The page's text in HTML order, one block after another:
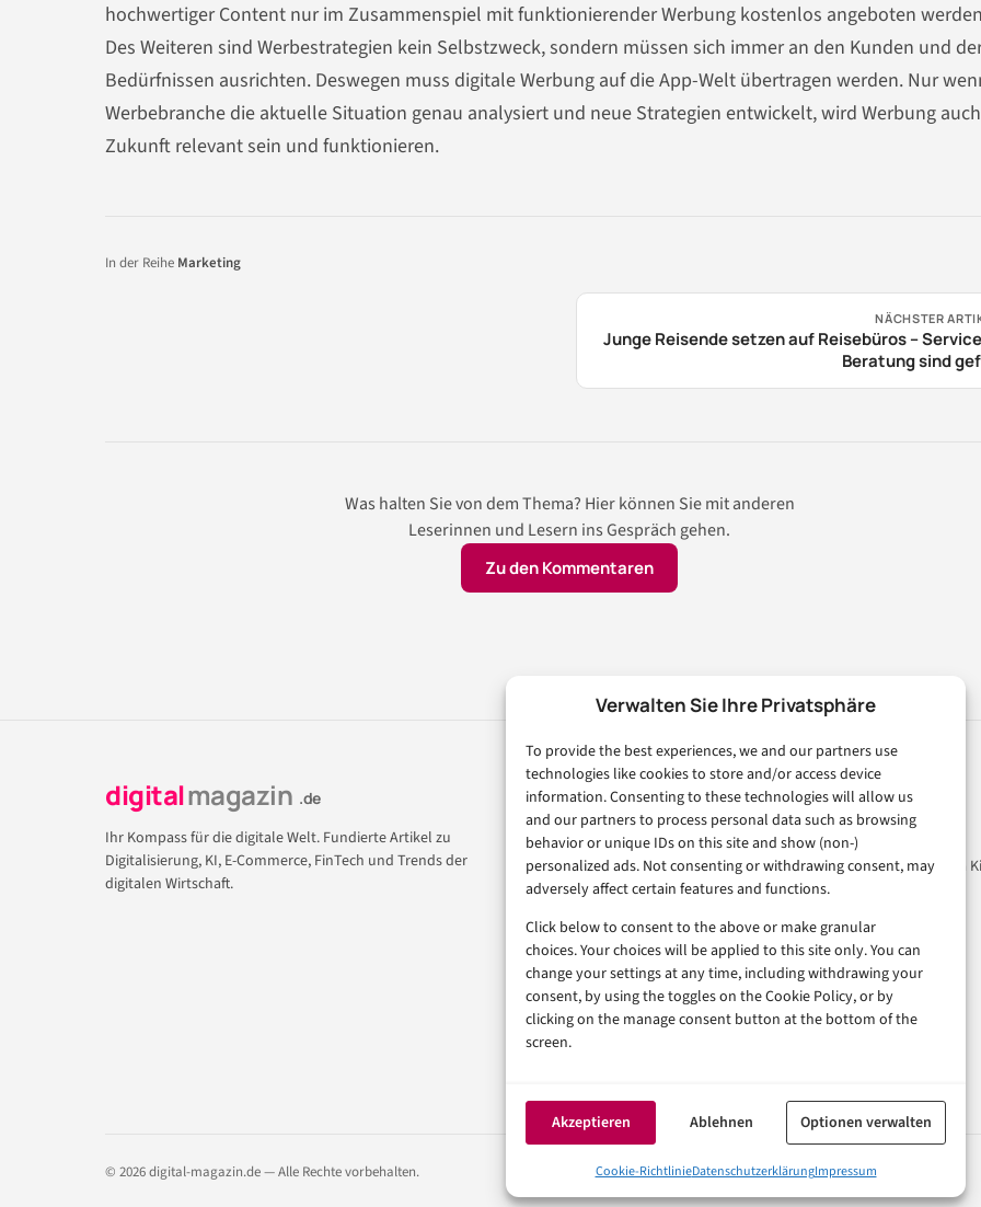
Verwalten Sie Ihre Privatsphäre
To provide the best experiences, we and our partners use
technologies like cookies to store and/or access device
information. Consenting to these technologies will allow us
and our partners to process personal data such as browsing
behavior or unique IDs on this site and show (non-)
personalized ads. Not consenting or withdrawing consent, may
adversely affect certain features and functions.
Click below to consent to the above or make granular
choices. Your choices will be applied to this site only. You can
change your settings at any time, including withdrawing your
consent, by using the toggles on the Cookie Policy, or by
clicking on the manage consent button at the bottom of the
screen.
Akzeptieren Ablehnen Optionen verwalten
Cookie-RichtlinieDatenschutzerklärungImpressum
hochwertiger Content nur im Zusammenspiel mit funktionierender Werbung kostenlos angeboten
Des Weiteren sind Werbestrategien kein Selbstzweck, sondern müssen sich immer an den Kunden und
Bedürfnissen ausrichten. Deswegen muss digitale Werbung auf die App-Welt übertragen werden. Nur
Werbebranche die aktuelle Situation genau analysiert und neue Strategien entwickelt, wird Werbung
Zukunft relevant sein und funktionieren.
In der Reihe Marketing
NÄCHSTER
Junge Reisende setzen auf Reisebüros –
Beratung sind
Was halten Sie von dem Thema? Hier können Sie mit anderen
Leserinnen und Lesern ins Gespräch gehen.
Zu den Kommentaren
digitalmagazin .de
Ihr Kompass für die digitale Welt. Fundierte Artikel zu
Digitalisierung, KI, E-Commerce, FinTech und Trends der
digitalen Wirtschaft.
Rubriken
Künstliche Intelligenz
Technologie & IT
E-Commerce & Handel
Consumer & Digital Life
Marketing
Finanzen & FinTech
Business & Karriere
Sicherheit & Recht
Magazin
Unsere Redaktion
Werbeformate & Media
© 2026 digital-magazin.de — Alle Rechte vorbehalten.